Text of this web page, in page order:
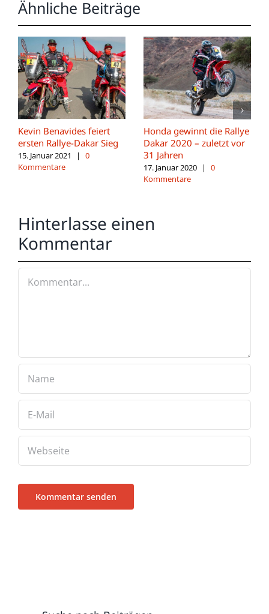
Ähnliche Beiträge
Kevin Benavides feiert
ersten Rallye-Dakar Sieg
15. Januar 2021 |
0
Kommentare
Honda gewinnt die Rallye
Dakar 2020 – zuletzt vor
31 Jahren
17. Januar 2020 |
0
Kommentare
Hinterlasse einen
Kommentar